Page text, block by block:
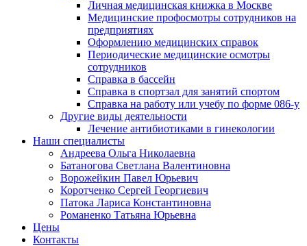
Личная медицинская книжка в Москве
Медицинские профосмотры сотрудников на
предприятиях
Оформлению медицинских справок
Периодические медицинские осмотры
сотрудников
Справка в бассейн
Справка в спортзал для занятий спортом
Справка на работу или учебу по форме 086-у
Другие виды деятельности
Лечение антибиотиками в гинекологии
Наши специалисты
Андреева Ольга Николаевна
Батаногова Светлана Валентиновна
Ворожейкин Павел Юрьевич
Коротченко Сергей Георгиевич
Патока Лариса Константиновна
Романенко Татьяна Юрьевна
Цены
Контакты